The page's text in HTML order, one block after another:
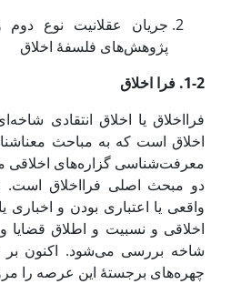
جریان عقلانیت نوع دوم
پژوهش‌های فلسفۀ اخلاق
1-2. فرا اخلاق
فرااخلاق یا اخلاق انتقادی
اخلاق است که به مباحث
معرفت‌شناسی گزاره‌های اخلاقی
دو مبحث اصلی فرااخلاق
واقعی یا اعتباری بودن و اخباری
اخلاقی و نسبیت و اطلاق قضایا
شاخه بررسی می‌شود. اکنون بر
چهره‌های برجستۀ این عرصه را